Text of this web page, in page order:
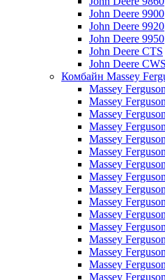
John Deere 9900
John Deere 9920
John Deere 9950
John Deere CTS
John Deere CWS
Комбайн Massey
Massey
Massey
Massey
Massey
Massey
Massey
Massey
Massey
Massey
Massey
Massey
Massey
Massey
Massey
Massey
Massey